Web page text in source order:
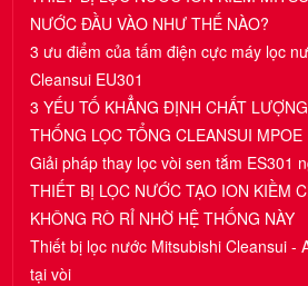
NƯỚC ĐẦU VÀO NHƯ THẾ NÀO?
3 ưu điểm của tấm điện cực máy lọc
Cleansui EU301
3 YẾU TỐ KHẲNG ĐỊNH CHẤT
THỐNG LỌC TỔNG CLEANSUI MPOE
Giải pháp thay lọc vòi sen tắm ES301
THIẾT BỊ LỌC NƯỚC TẠO ION KIỀM
KHÔNG RÒ RỈ NHỜ HỆ THỐNG NÀY
Thiết bị lọc nước Mitsubishi Cleansui -
tại vòi